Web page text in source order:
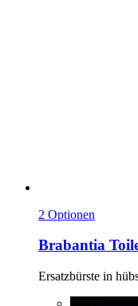
2 Optionen
Brabantia
Ersatzbürste in